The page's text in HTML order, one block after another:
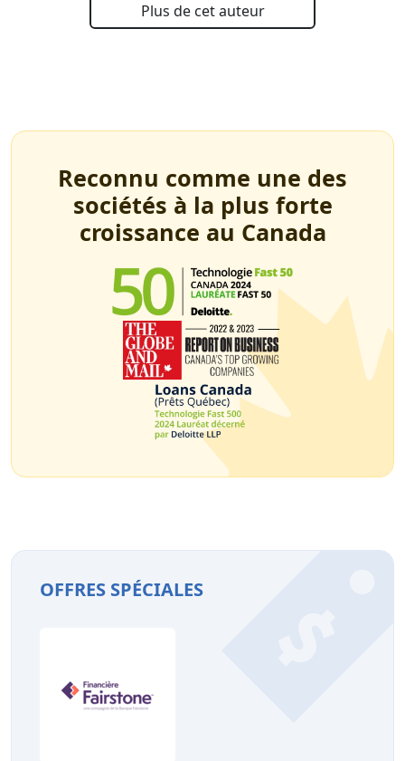
Plus de cet auteur
Reconnu comme une des
sociétés à la plus forte
croissance au Canada
OFFRES SPÉCIALES